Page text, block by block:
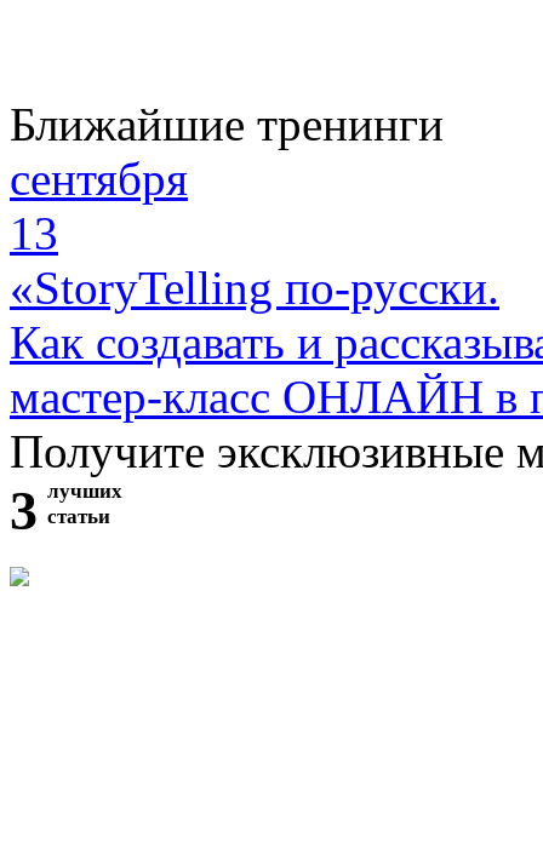
Ближайшие тренинги
сентября
13
«StoryTelling по-русски.
Как создавать и
мастер-класс ОНЛАЙН в
Получите эксклюзивные
3 лучших
статьи